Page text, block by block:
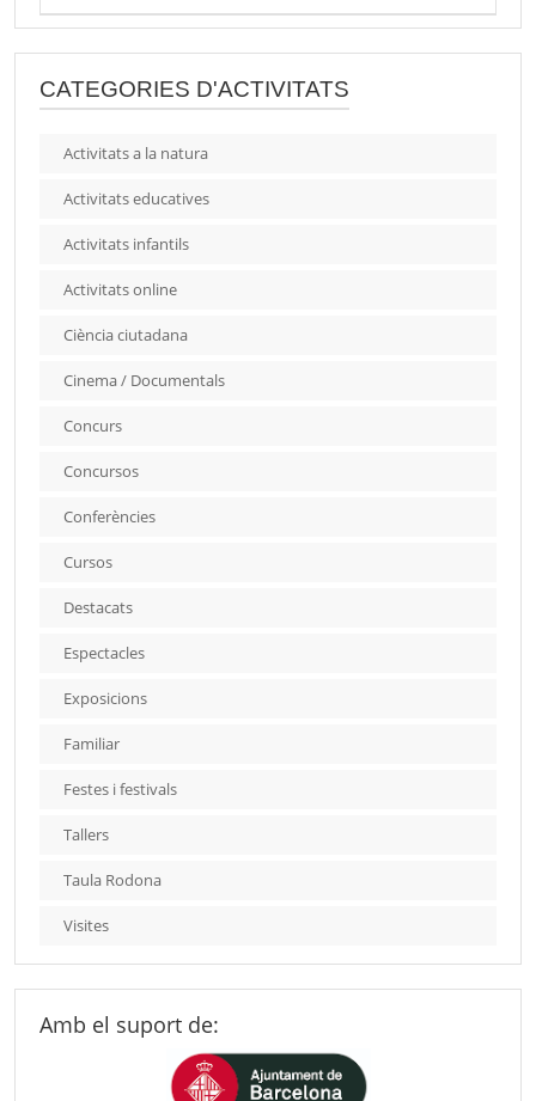
CATEGORIES D'ACTIVITATS
Activitats a la natura
Activitats educatives
Activitats infantils
Activitats online
Ciència ciutadana
Cinema / Documentals
Concurs
Concursos
Conferències
Cursos
Destacats
Espectacles
Exposicions
Familiar
Festes i festivals
Tallers
Taula Rodona
Visites
Amb el suport de: